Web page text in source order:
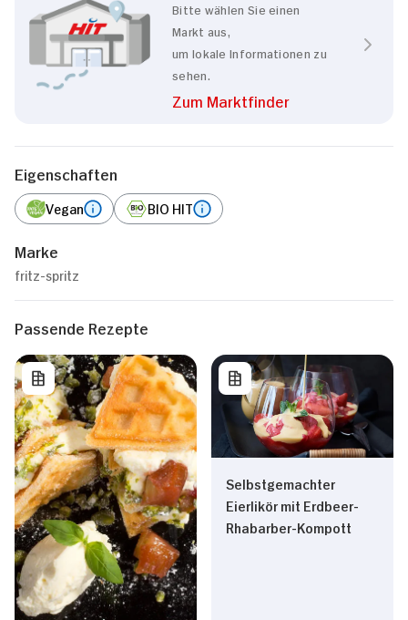
Bitte wählen Sie einen
Markt aus,
um lokale Informationen zu
sehen.
Zum Marktfinder
Eigenschaften
Vegan BIO HIT
Marke
fritz-spritz
Passende Rezepte
Selbstgemachter
Eierlikör mit Erdbeer-
Rhabarber-Kompott